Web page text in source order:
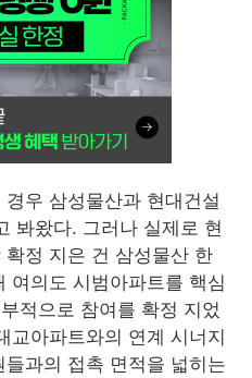
우 삼성물산과 현대건설
봐왔다. 그러나 실제로 현
정 지은 건 삼성물산 한
여의도 시범아파트를 핵심
적으로 참여를 확정 지었
교아파트와의 연계 시너지
과의 접촉 면적을 넓히는